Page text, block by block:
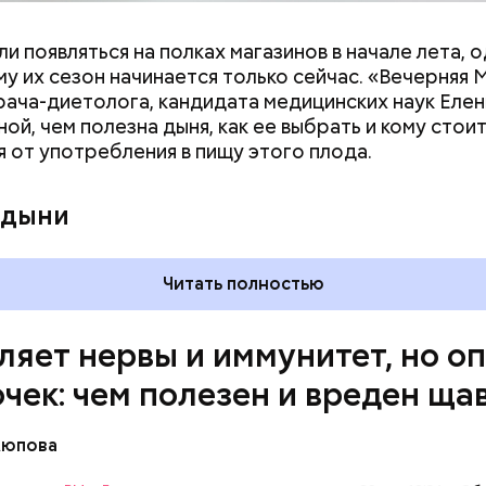
появляться на полках магазинов в начале лета,
их сезон начинается только сейчас. «Вечерняя
диетолога, кандидата медицинских наук
чем полезна дыня, как ее выбрать и кому стоит
от употребления в пищу этого плода.
Читать полностью
нервы и иммунитет, но
чем полезен и вреден
уже болеет мочекаменной болезнью,
При артрите, гастрите, холецистите,
кишечника, язвах и панкреатите продукт
из рациона, — предупредила врач. — Он может
кислотности желудка и раздражать слизистые